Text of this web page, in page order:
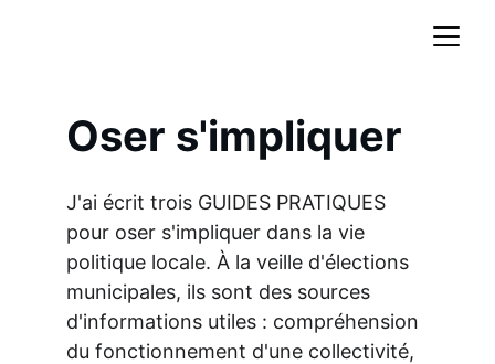
Oser s'impliquer
J'ai écrit trois GUIDES PRATIQUES
pour oser s'impliquer dans la vie
politique locale. À la veille d'élections
municipales, ils sont des sources
d'informations utiles : compréhension
du fonctionnement d'une collectivité,